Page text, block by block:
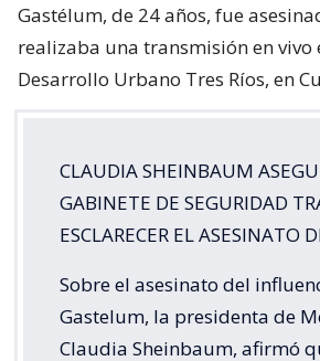
Gastélum, de 24 años, fue
realizaba una transmisión en vivo
Desarrollo Urbano Tres Ríos, en
CLAUDIA SHEINBAUM
GABINETE DE SEGURIDAD
ESCLARECER EL ASESINATO
Sobre el asesinato del
Gastelum, la presidenta de
Claudia Sheinbaum, afirmó